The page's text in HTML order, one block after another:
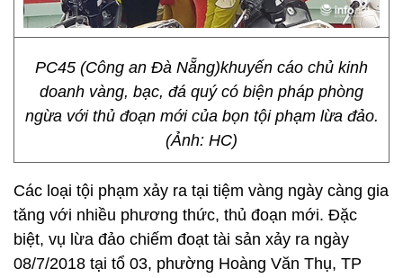
PC45 (Công an Đà Nẵng)khuyến cáo chủ kinh
doanh vàng, bạc, đá quý có biện pháp phòng
ngừa với thủ đoạn mới của bọn tội phạm lừa đảo.
(Ảnh: HC)
Các loại tội phạm xảy ra tại tiệm vàng ngày càng gia
tăng với nhiều phương thức, thủ đoạn mới. Đặc
biệt, vụ lừa đảo chiếm đoạt tài sản xảy ra ngày
08/7/2018 tại tổ 03, phường Hoàng Văn Thụ, TP